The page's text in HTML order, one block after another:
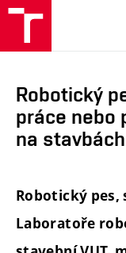
Brno
Robotický
práce nebo
na stavbách
Robotický pes,
Laboratoře